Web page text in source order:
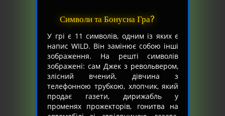
Символи та Бонусна Гра?
У грі є 11 символів, одним із яких є
напис WILD. Він замінює собою інші
зображення. На решті символів
зображені: сам Джек з револьвером,
злісний вчений, дівчина з
телефонною трубкою, хлопчик, який
продає газети, дирижабль у
променях прожекторів, гонитва на